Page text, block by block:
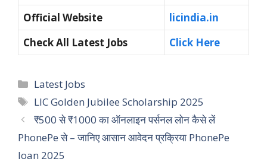
Official Website
licindia.in
Check All Latest Jobs
Click Here
Categories
Latest Jobs
Tags
LIC Golden Jubilee Scholarship 2025
₹500 से ₹1000 का ऑनलाइन पर्सनल लोन कैसे लें
PhonePe से – जानिए आसान आवेदन प्रक्रिया PhonePe
loan 2025